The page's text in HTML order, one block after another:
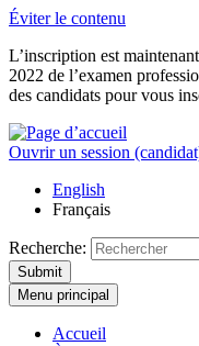
Éviter le contenu
L’inscription est
2022 de l’examen
des candidats pour vous
Ouvrir un session
English
Français
Recherche:
Submit
Menu principal
Accueil